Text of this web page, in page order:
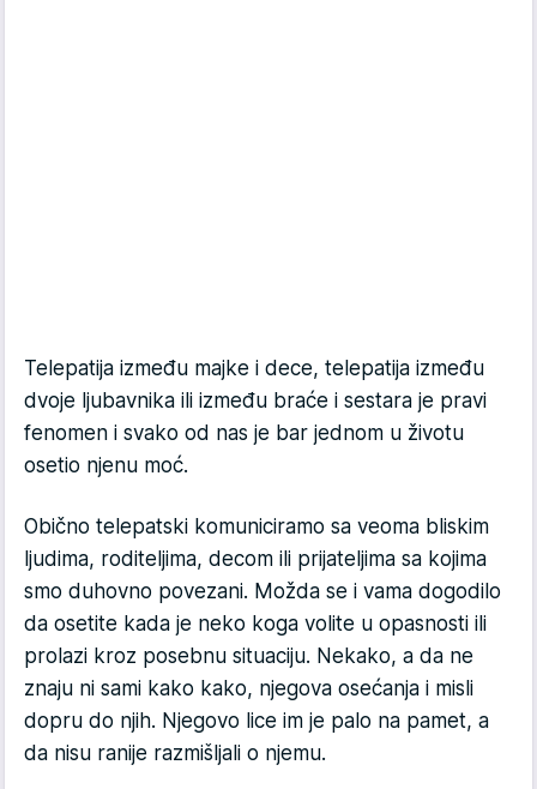
Telepatija između majke i dece, telepatija između
dvoje ljubavnika ili između braće i sestara je pravi
fenomen i svako od nas je bar jednom u životu
osetio njenu moć.
Obično telepatski komuniciramo sa veoma bliskim
ljudima, roditeljima, decom ili prijateljima sa kojima
smo duhovno povezani. Možda se i vama dogodilo
da osetite kada je neko koga volite u opasnosti ili
prolazi kroz posebnu situaciju. Nekako, a da ne
znaju ni sami kako kako, njegova osećanja i misli
dopru do njih. Njegovo lice im je palo na pamet, a
da nisu ranije razmišljali o njemu.